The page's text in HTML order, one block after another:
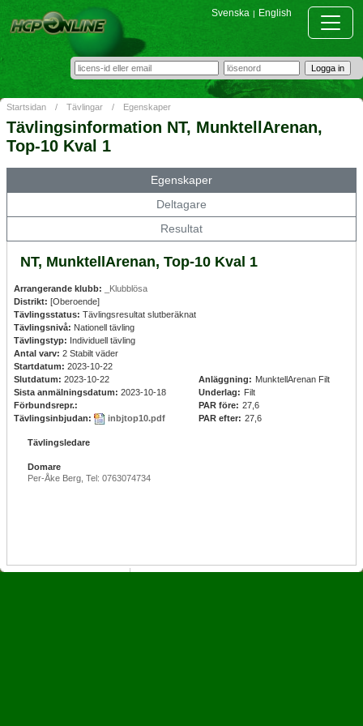
Svenska | English
Startsidan / Tävlingar / Egenskaper
Tävlingsinformation NT, MunktellArenan,
Top-10 Kval 1
Egenskaper
Deltagare
Resultat
NT, MunktellArenan, Top-10 Kval 1
Arrangerande klubb:
_Klubblösa
Distrikt: [Oberoende]
Tävlingsstatus: Tävlingsresultat slutberäknat
Tävlingsnivå: Nationell tävling
Tävlingstyp: Individuell tävling
Antal varv: 2 Stabilt väder
Startdatum: 2023-10-22
Slutdatum: 2023-10-22
Sista anmälningsdatum: 2023-10-18
Förbundsrepr.:
Tävlingsinbjudan:
inbjtop10.pdf
Anläggning: MunktellArenan Filt
Underlag: Filt
PAR före: 27,6
PAR efter: 27,6
Tävlingsledare
Domare
Per-Åke Berg, Tel: 0763074734